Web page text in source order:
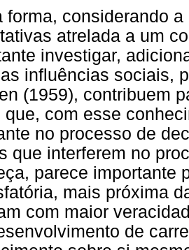
forma, considerando
atrelada a um
investigar,
influências sociais,
(1959), contribuem
que, com esse
no processo de
que interferem no
parece importante
mais próxima
com maior
de